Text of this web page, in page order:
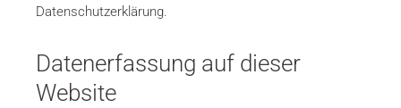
Datenschutzerklärung.
Datenerfassung auf dieser
Website